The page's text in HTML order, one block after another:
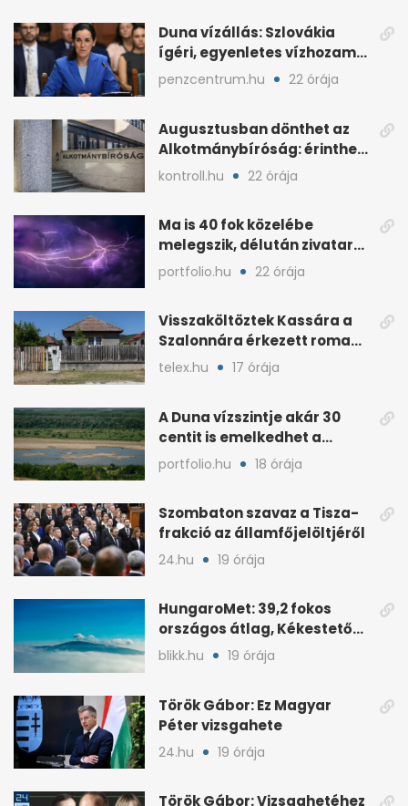
Duna vízállás: Szlovákia
ígéri, egyenletes vízhozam
jön Magyarországra
penzcentrum.hu 22 órája
Augusztusban dönthet az
Alkotmánybíróság: érintheti
az uniós forrásokat
kontroll.hu 22 órája
Ma is 40 fok közelébe
melegszik, délután zivatar
és viharos szél jöhet
portfolio.hu 22 órája
Visszaköltöztek Kassára a
Szalonnára érkezett roma
családok
telex.hu 17 órája
A Duna vízszintje akár 30
centit is emelkedhet a
nyugati esők után
portfolio.hu 18 órája
Szombaton szavaz a Tisza-
frakció az államfőjelöltjéről
24.hu 19 órája
HungaroMet: 39,2 fokos
országos átlag, Kékestetőn
hajszál híján rekord
blikk.hu 19 órája
Török Gábor: Ez Magyar
Péter vizsgahete
24.hu 19 órája
Török Gábor: Vizsgahetéhez